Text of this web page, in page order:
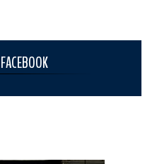
FACEBOOK